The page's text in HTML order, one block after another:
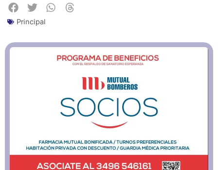
Principal